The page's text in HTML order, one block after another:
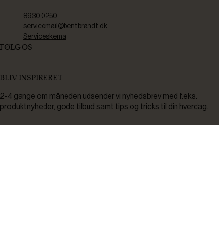
8930 0250
servicemail@bentbrandt.dk
Serviceskema
FØLG OS
BLIV INSPIRERET
2-4 gange om måneden udsender vi nyhedsbrev med f.eks.
produktnyheder, gode tilbud samt tips og tricks til din hverdag.